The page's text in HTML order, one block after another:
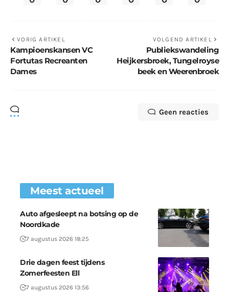
VORIG ARTIKEL
Kampioenskansen VC
Fortutas Recreanten
Dames
VOLGEND ARTIKEL
Publiekswandeling
Heijkersbroek, Tungelroyse
beek en Weerenbroek
Geen reacties
Meest actueel
Auto afgesleept na botsing op de
Noordkade
7 augustus 2026 18:25
Drie dagen feest tijdens
Zomerfeesten Ell
7 augustus 2026 13:56